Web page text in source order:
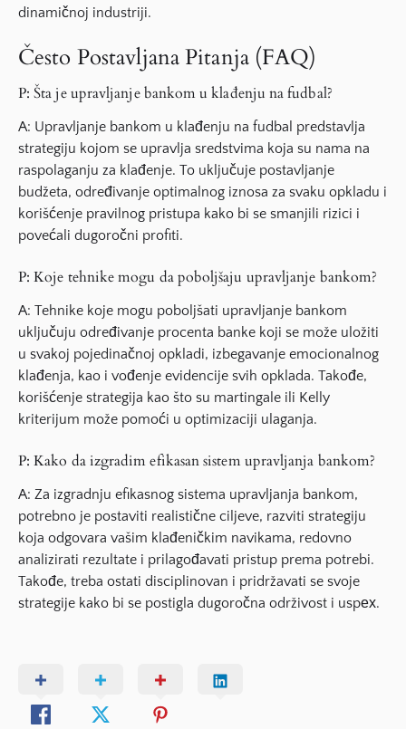
dinamičnoj industriji.
Često Postavljana Pitanja (FAQ)
P: Šta je upravljanje bankom u klađenju na fudbal?
A: Upravljanje bankom u klađenju na fudbal predstavlja
strategiju kojom se upravlja sredstvima koja su nama na
raspolaganju za klađenje. To uključuje postavljanje
budžeta, određivanje optimalnog iznosa za svaku opkladu i
korišćenje pravilnog pristupa kako bi se smanjili rizici i
povećali dugoročni profiti.
P: Koje tehnike mogu da poboljšaju upravljanje bankom?
A: Tehnike koje mogu poboljšati upravljanje bankom
uključuju određivanje procenta banke koji se može uložiti
u svakoj pojedinačnoj opkladi, izbegavanje emocionalnog
klađenja, kao i vođenje evidencije svih opklada. Takođe,
korišćenje strategija kao što su martingale ili Kelly
kriterijum može pomoći u optimizaciji ulaganja.
P: Kako da izgradim efikasan sistem upravljanja bankom?
A: Za izgradnju efikasnog sistema upravljanja bankom,
potrebno je postaviti realistične ciljeve, razviti strategiju
koja odgovara vašim klađeničkim navikama, redovno
analizirati rezultate i prilagođavati pristup prema potrebi.
Takođe, treba ostati disciplinovan i pridržavati se svoje
strategije kako bi se postigla dugoročna održivost i uspех.